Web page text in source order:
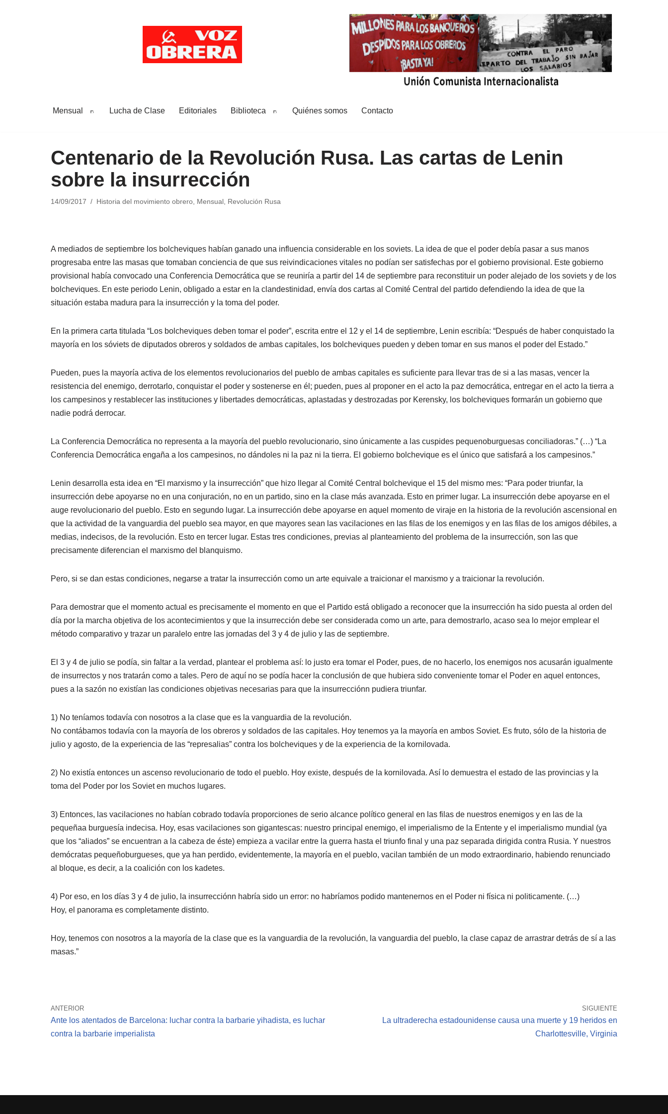
Mensual Lucha de Clase Editoriales Biblioteca Quiénes somos Contacto
Centenario de la Revolución Rusa. Las cartas de Lenin
sobre la insurrección
14/09/2017 Historia del movimiento obrero Mensual Revolución Rusa
A mediados de septiembre los bolcheviques habían ganado una influencia considerable en los soviets. La idea de que el poder debía pasar a sus manos
progresaba entre las masas que tomaban conciencia de que sus reivindicaciones vitales no podían ser satisfechas por el gobierno provisional. Este gobierno
provisional había convocado una Conferencia Democrática que se reuniría a partir del 14 de septiembre para reconstituir un poder alejado de los soviets y de los
bolcheviques. En este periodo Lenin, obligado a estar en la clandestinidad, envía dos cartas al Comité Central del partido defendiendo la idea de que la
situación estaba madura para la insurrección y la toma del poder.
En la primera carta titulada “Los bolcheviques deben tomar el poder”, escrita entre el 12 y el 14 de septiembre, Lenin escribía: “Después de haber conquistado la
mayoría en los sóviets de diputados obreros y soldados de ambas capitales, los bolcheviques pueden y deben tomar en sus manos el poder del Estado.”
Pueden, pues la mayoría activa de los elementos revolucionarios del pueblo de ambas capitales es suficiente para llevar tras de si a las masas, vencer la
resistencia del enemigo, derrotarlo, conquistar el poder y sostenerse en él; pueden, pues al proponer en el acto la paz democrática, entregar en el acto la tierra a
los campesinos y restablecer las instituciones y libertades democráticas, aplastadas y destrozadas por Kerensky, los bolcheviques formarán un gobierno que
nadie podrá derrocar.
La Conferencia Democrática no representa a la mayoría del pueblo revolucionario, sino únicamente a las cuspides pequenoburguesas conciliadoras.” (…) “La
Conferencia Democrática engaña a los campesinos, no dándoles ni la paz ni la tierra. El gobierno bolchevique es el único que satisfará a los campesinos.”
Lenin desarrolla esta idea en “El marxismo y la insurrección” que hizo llegar al Comité Central bolchevique el 15 del mismo mes: “Para poder triunfar, la
insurrección debe apoyarse no en una conjuración, no en un partido, sino en la clase más avanzada. Esto en primer lugar. La insurrección debe apoyarse en el
auge revolucionario del pueblo. Esto en segundo lugar. La insurrección debe apoyarse en aquel momento de viraje en la historia de la revolución ascensional en
que la actividad de la vanguardia del pueblo sea mayor, en que mayores sean las vacilaciones en las filas de los enemigos y en las filas de los amigos débiles, a
medias, indecisos, de la revolución. Esto en tercer lugar. Estas tres condiciones, previas al planteamiento del problema de la insurrección, son las que
precisamente diferencian el marxismo del blanquismo.
Pero, si se dan estas condiciones, negarse a tratar la insurrección como un arte equivale a traicionar el marxismo y a traicionar la revolución.
Para demostrar que el momento actual es precisamente el momento en que el Partido está obligado a reconocer que la insurrección ha sido puesta al orden del
día por la marcha objetiva de los acontecimientos y que la insurrección debe ser considerada como un arte, para demostrarlo, acaso sea lo mejor emplear el
método comparativo y trazar un paralelo entre las jornadas del 3 y 4 de julio y las de septiembre.
El 3 y 4 de julio se podía, sin faltar a la verdad, plantear el problema así: lo justo era tomar el Poder, pues, de no hacerlo, los enemigos nos acusarán igualmente
de insurrectos y nos tratarán como a tales. Pero de aquí no se podía hacer la conclusión de que hubiera sido conveniente tomar el Poder en aquel entonces,
pues a la sazón no existían las condiciones objetivas necesarias para que la insurrecciónn pudiera triunfar.
1) No teníamos todavía con nosotros a la clase que es la vanguardia de la revolución.
No contábamos todavía con la mayoría de los obreros y soldados de las capitales. Hoy tenemos ya la mayoría en ambos Soviet. Es fruto, sólo de la historia de
julio y agosto, de la experiencia de las “represalias” contra los bolcheviques y de la experiencia de la kornilovada.
2) No existía entonces un ascenso revolucionario de todo el pueblo. Hoy existe, después de la kornilovada. Así lo demuestra el estado de las provincias y la
toma del Poder por los Soviet en muchos lugares.
3) Entonces, las vacilaciones no habían cobrado todavía proporciones de serio alcance político general en las filas de nuestros enemigos y en las de la
pequeñaa burguesía indecisa. Hoy, esas vacilaciones son gigantescas: nuestro principal enemigo, el imperialismo de la Entente y el imperialismo mundial (ya
que los “aliados” se encuentran a la cabeza de éste) empieza a vacilar entre la guerra hasta el triunfo final y una paz separada dirigida contra Rusia. Y nuestros
demócratas pequeñoburgueses, que ya han perdido, evidentemente, la mayoría en el pueblo, vacilan también de un modo extraordinario, habiendo renunciado
al bloque, es decir, a la coalición con los kadetes.
4) Por eso, en los días 3 y 4 de julio, la insurrecciónn habría sido un error: no habríamos podido mantenernos en el Poder ni física ni politicamente. (…)
Hoy, el panorama es completamente distinto.
Hoy, tenemos con nosotros a la mayoría de la clase que es la vanguardia de la revolución, la vanguardia del pueblo, la clase capaz de arrastrar detrás de sí a las
masas.”
ANTERIOR
Ante los atentados de Barcelona: luchar contra la barbarie yihadista, es luchar
contra la barbarie imperialista
SIGUIENTE
La ultraderecha estadounidense causa una muerte y 19 heridos en
Charlottesville, Virginia